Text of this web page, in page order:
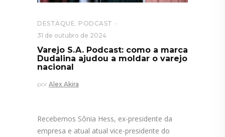
DESTAQUE PODCAST
31 de outubro de 2024
Varejo S.A. Podcast: como a marca
Dudalina ajudou a moldar o varejo
nacional
por Alex Akira
Recebemos Sônia Hess, ex-presidente da
empresa e atual atual vice-presidente do